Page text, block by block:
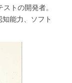
トの開発者。
能力、ソフト